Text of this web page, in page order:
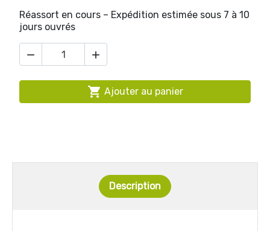
Réassort en cours – Expédition estimée sous 7 à 10
jours ouvrés
 
 Ajouter au panier
Description